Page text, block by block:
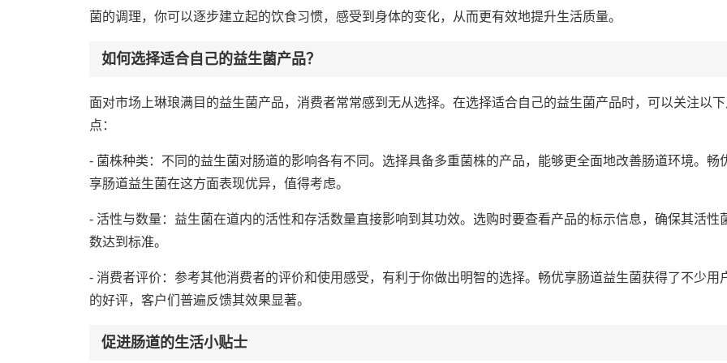
菌的调理，你可以逐步建立起的饮食习惯，感受到身体的变化，从而更有效地提升生活质量。
如何选择适合自己的益生菌产品？
面对市场上琳琅满目的益生菌产品，消费者常常感到无从选择。在选择适合自己的益生菌产品时，可以关注以
点：
- 菌株种类：不同的益生菌对肠道的影响各有不同。选择具备多重菌株的产品，能够更全面地改善肠道环境。畅
享肠道益生菌在这方面表现优异，值得考虑。
- 活性与数量：益生菌在道内的活性和存活数量直接影响到其功效。选购时要查看产品的标示信息，确保其活性
数达到标准。
- 消费者评价：参考其他消费者的评价和使用感受，有利于你做出明智的选择。畅优享肠道益生菌获得了不少用
的好评，客户们普遍反馈其效果显著。
促进肠道的生活小贴士